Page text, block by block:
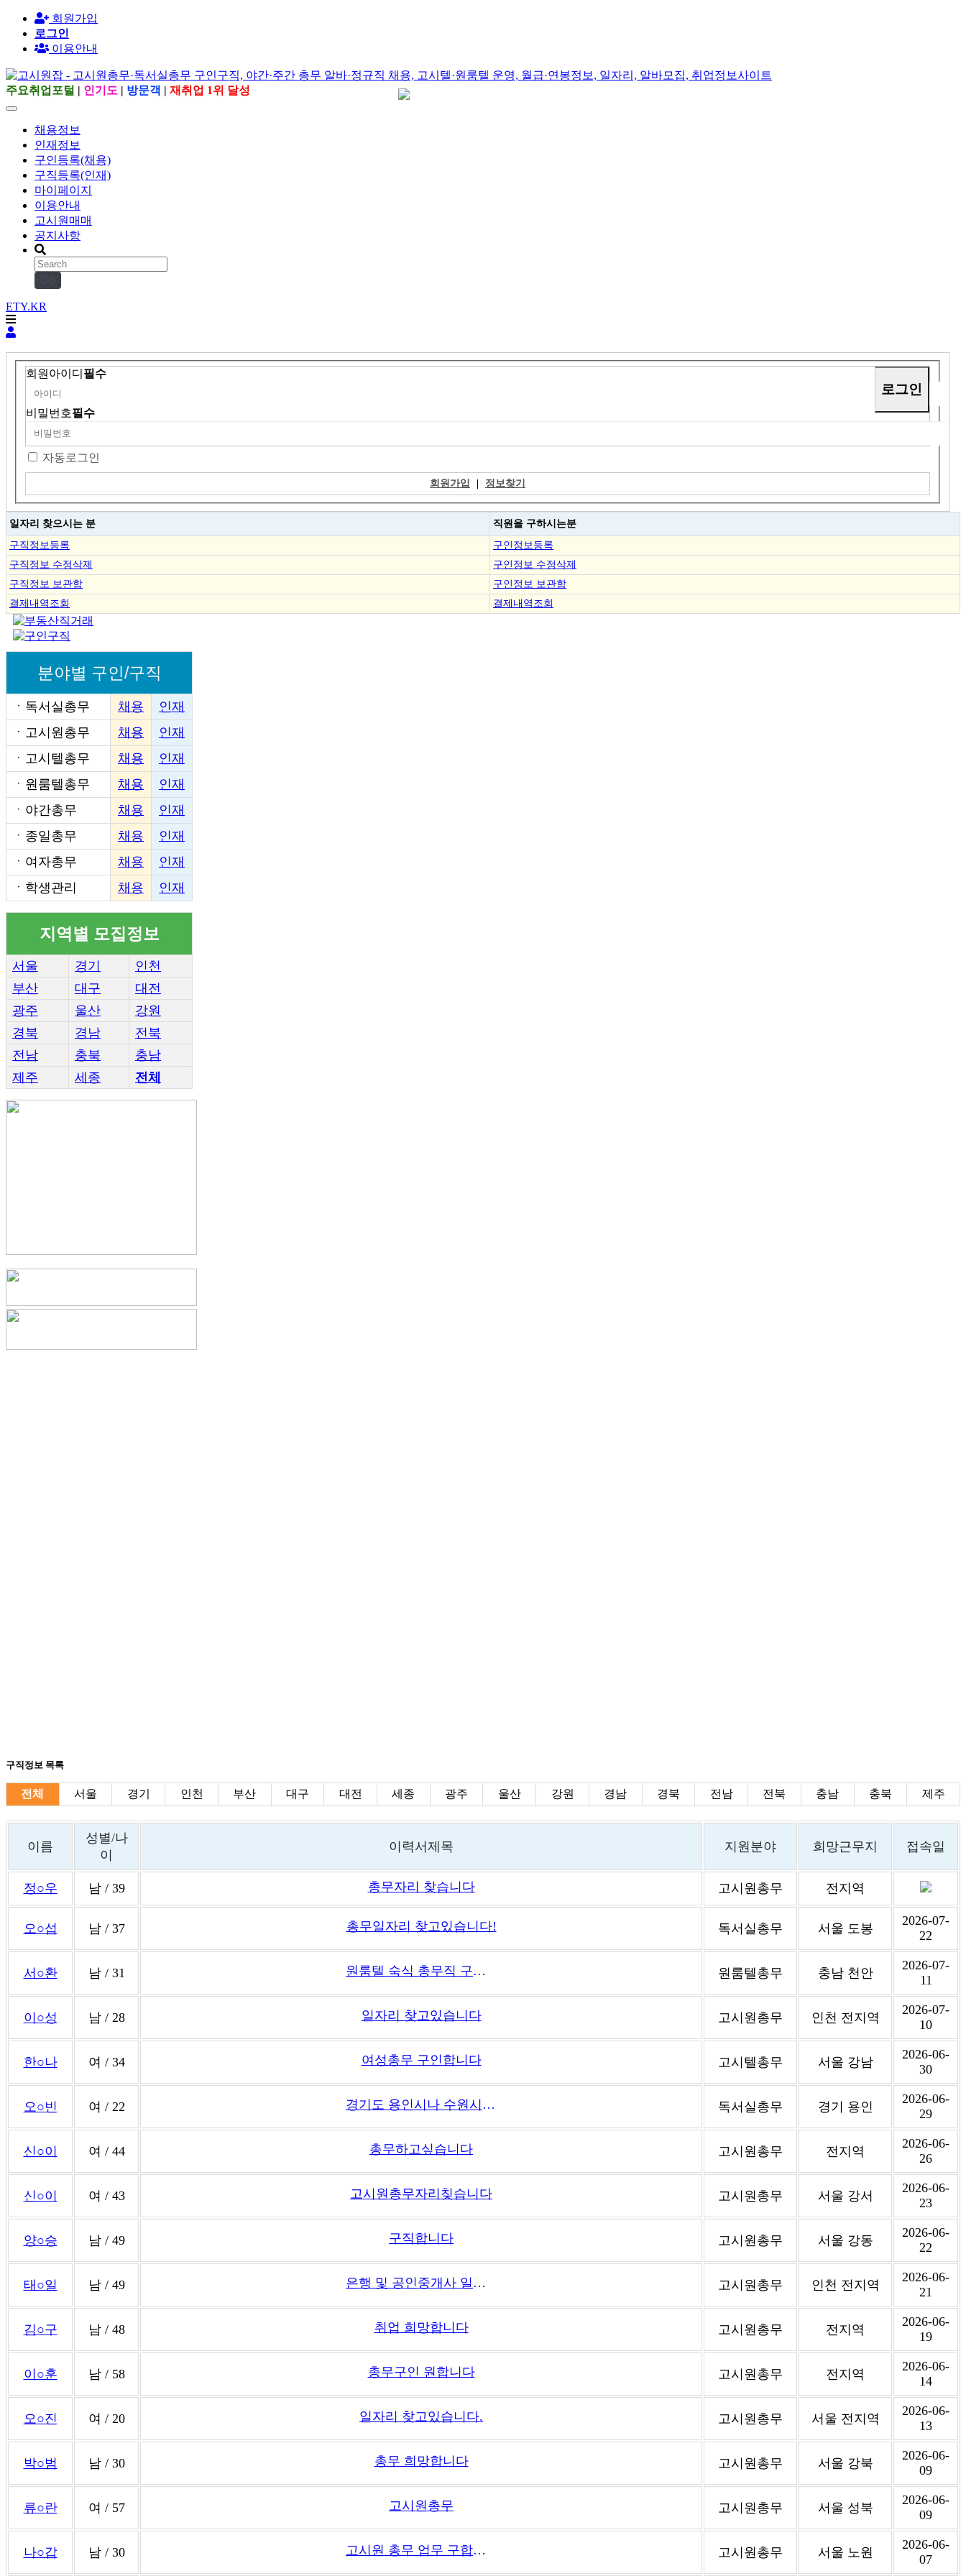
회원가입
로그인
이용안내
주요취업포털 | 인기도 | 방문객 | 재취업 1위 달성
채용정보
인재정보
구인등록(채용)
구직등록(인재)
마이페이지
이용안내
고시원매매
공지사항
ETY.KR
회원아이디 필수
비밀번호필수
자동로그인
회원가입 | 정보찾기
일자리 찾으시는 분 직원을 구하시는분
구직정보등록
구인정보등록
구직정보 수정삭제
구인정보 수정삭제
구직정보 보관함
구인정보 보관함
결제내역조회
결제내역조회
분야별 구인/구직
ㆍ 독서실총무 채용
인재
ㆍ 고시원총무 채용
인재
ㆍ 고시텔총무 채용
인재
ㆍ 원룸텔총무 채용
인재
ㆍ 야간총무 채용
인재
ㆍ 종일총무 채용
인재
ㆍ 여자총무 채용
인재
ㆍ 학생관리 채용 인재
지역별 모집정보
서울 경기
인천
부산
대구
대전
광주
울산
강원
경북
경남
전북
전남
충북
충남
제주
세종 전체
구직정보 목록
전체 서울 경기 인천 부산 대구 대전 세종 광주 울산 강원 경남 경북 전남 전북 충남 충북 제주
이름
성별/나
이
이력서제목 지원분야 희망근무지 접속일
정○우 남 / 39 총무자리 찾습니다 고시원총무 전지역
오○섭 남 / 37 총무일자리 찾고있습니다! 독서실총무 서울 도봉
2026-07-
22
서○환 남 / 31 원룸텔 숙식 총무직 구합니다. 원룸텔총무 충남 천안
2026-07-
11
이○성 남 / 28 일자리 찾고있습니다 고시원총무 인천 전지역
2026-07-
10
한○나 여 / 34 여성총무 구인합니다 고시텔총무 서울 강남
2026-06-
30
오○빈 여 / 22 경기도 용인시나 수원시 성암시에 일자리를 찾고 있습니다 동탄역 인근도 가능합니다 독서실총무 경기 용인
2026-06-
29
신○이 여 / 44 총무하고싶습니다 고시원총무 전지역
2026-06-
26
신○이 여 / 43 고시원총무자리칮습니다 고시원총무 서울 강서
2026-06-
23
양○승 남 / 49 구직합니다 고시원총무 서울 강동
2026-06-
22
태○일 남 / 49 은행 및 공인중개사 일도 해보았으므로 손님 응대 자신있습니다. 고시원총무 인천 전지역
2026-06-
21
김○구 남 / 48 취업 희망합니다 고시원총무 전지역
2026-06-
19
이○훈 남 / 58 총무구인 원합니다 고시원총무 전지역
2026-06-
14
오○진 여 / 20 일자리 찾고있습니다. 고시원총무 서울 전지역
2026-06-
13
박○범 남 / 30 총무 희망합니다 고시원총무 서울 강북
2026-06-
09
류○란 여 / 57 고시원총무 고시원총무 서울 성북
2026-06-
09
나○갑 남 / 30 고시원 총무 업무 구합니다 고시원총무 서울 노원
2026-06-
07